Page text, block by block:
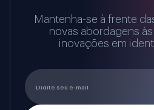
Mantenha-se à frente
novas abordagens
inovações em